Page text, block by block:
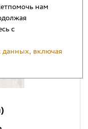
нам
с
данных, включая